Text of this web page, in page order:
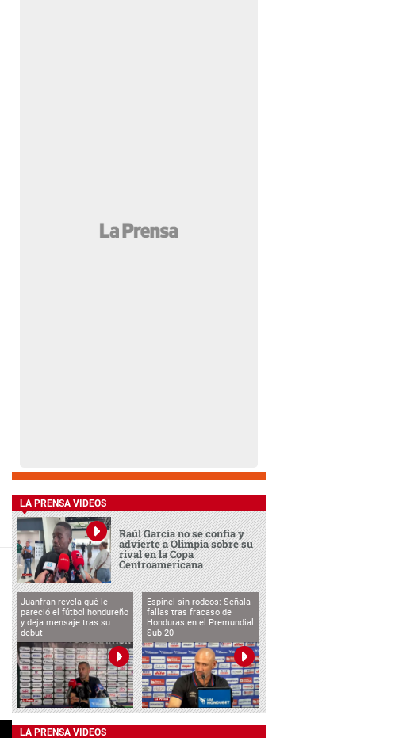
LA PRENSA VIDEOS
Raúl García no se confía y
advierte a Olimpia sobre su
rival en la Copa
Centroamericana
Juanfran revela qué le
pareció el fútbol hondureño
y deja mensaje tras su
debut
Espinel sin rodeos: Señala
fallas tras fracaso de
Honduras en el Premundial
Sub-20
LA PRENSA VIDEOS